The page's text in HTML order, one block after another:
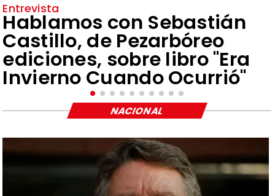
Entrevista
Hablamos con Sebastián
Castillo, de Pezarbóreo
ediciones, sobre libro "Era
Invierno Cuando Ocurrió"
NACIONAL